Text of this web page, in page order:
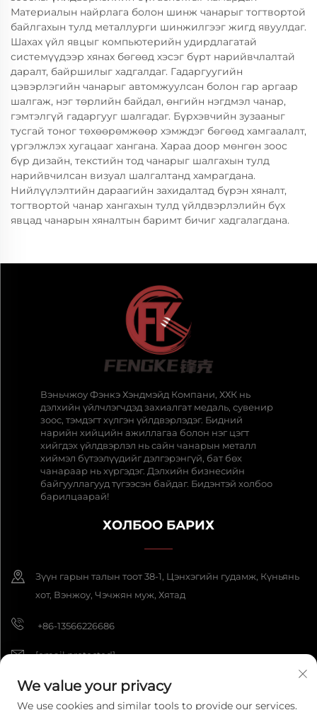
Материалын найрлага болон шинж чанарыг тогтвортой
байлгахын тулд металлурги шинжилгээг жигд явуулдаг.
Шахах үйл явцыг компьютерийн удирдлагатай
системүүдээр хянах бөгөөд хэсэг бүрт нарийвчлалтай
даралт, байршилыг хадгалдаг. Гадаргуугийн
цэвэрлэгийн чанарыг автомжуулсан болон гар аргаар
шалгаж, нэг төрлийн байдал, өнгийн нэгдмэл чанар,
гэмтэлгүй гадаргууг шалгадаг. Бүрхэвчийн зузааныг
тусгай тоног төхөөрөмжөөр хэмждэг бөгөөд хамгаалалт,
үргэлжлэх хугацааг хангана. Хараа доор мөнгөн зоос
бүр дизайн, текстийн тод чанарыг шалгахын тулд
нарийвчилсан визуал шалгалтанд хамрагдана.
Нийлүүлэлтийн дараагийн захидалтад бүрэн хяналт,
тогтвортой чанар хангахын тулд үйлдвэрлэлийн бүх
явцад чанарын хяналтын баримт бичиг хадгалагдана.
Вэньчжоу Фэнкэ Хэндмэйд Компани, ХХК нь
дэлхийн үйлчлэгчдэд захиалгат медаль, сувенир
зоос, тэмдэгт хүлгэн үйлдвэрлэдэг. Бидний
нарийн хийцийн ажиллагаа болон нэг цэгт
хийгдэх үйлдвэрлэл нь сайн чанарын металл
хиймэл бүтээлүүдийг дэлгэрэнгүй, бат бөх
чанараар нь хүргэдэг. Дэлхийн бизнесийн
байгууллагууд түгээсэн байдаг. Бидэнтэй холбоо
барилцаарай!
ХОЛБОО БАРИХ
Зүүн гарын талын тоот 38-1, Цэнхэгийн гудамж, Күньянь
хот, Вэнжоу, Чэчжян муж, Хятад
+86-13566226686
[email protected]
We value your privacy
We use cookies and similar tools to provide our services.